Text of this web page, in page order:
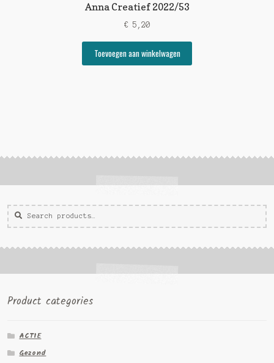
Anna Creatief 2022/53
€ 5,20
Toevoegen aan winkelwagen
Zoeken
voor:
Zoek
Product categories
ACTIE
Gezond